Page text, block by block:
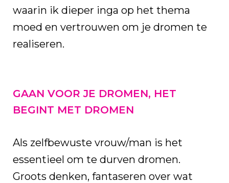
waarin ik dieper inga op het thema
moed en vertrouwen om je dromen te
realiseren.
GAAN VOOR JE DROMEN, HET
BEGINT MET DROMEN
Als zelfbewuste vrouw/man is het
essentieel om te durven dromen.
Groots denken, fantaseren over wat